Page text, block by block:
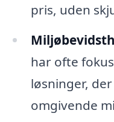
pris, uden
har ofte
løsninger,
omgivende